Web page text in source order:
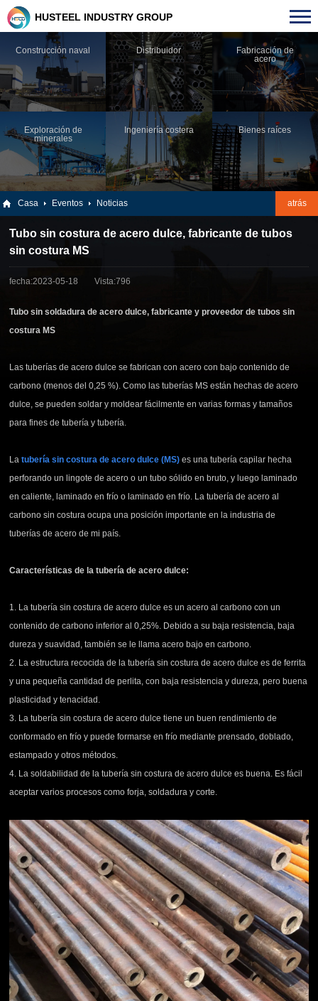
Construcción naval Distribuidor
Fabricación de
acero
Exploración de
minerales
Ingeniería costera Bienes raíces
HUSTEEL INDUSTRY GROUP
atrás
Casa Eventos Noticias
Tubo sin costura de acero dulce, fabricante de tubos
sin costura MS
fecha:2023-05-18 Vista:796
Tubo sin soldadura de acero dulce, fabricante y proveedor de tubos sin
costura MS
Las tuberías de acero dulce se fabrican con acero con bajo contenido de
carbono (menos del 0,25 %). Como las tuberías MS están hechas de acero
dulce, se pueden soldar y moldear fácilmente en varias formas y tamaños
para fines de tubería y tubería.
Latubería sin costura de acero dulce (MS) es una tubería capilar hecha
perforando un lingote de acero o un tubo sólido en bruto, y luego laminado
en caliente, laminado en frío o laminado en frío. La tubería de acero al
carbono sin costura ocupa una posición importante en la industria de
tuberías de acero de mi país.
Características de la tubería de acero dulce:
1. La tubería sincostura de acero dulce es un acero al carbono con un
contenido de carbono inferior al 0,25%. Debido a su baja resistencia, baja
dureza y suavidad, también se le llama acero bajo en carbono.
2. La estructura recocida de la tubería sin costura de acero dulce es de ferrita
y una pequeña cantidad de perlita, con baja resistencia y dureza, pero buena
plasticidad y tenacidad.
3. La tubería sincostura de acero dulce tiene un buen rendimiento de
conformado en frío y puede formarse en frío mediante prensado, doblado,
estampado y otros métodos.
4. La soldabilidad de la tubería sincostura de acero dulce es buena. Es fácil
aceptar varios procesos como forja, soldadura y corte.